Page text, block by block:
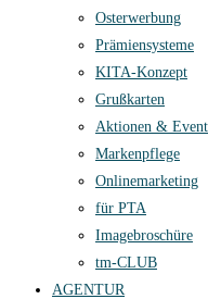
Osterwerbung
Prämiensysteme
KITA-Konzept
Grußkarten
Aktionen &
Markenpflege
Onlinemarketing
für PTA
Imagebroschüre
tm-CLUB
AGENTUR